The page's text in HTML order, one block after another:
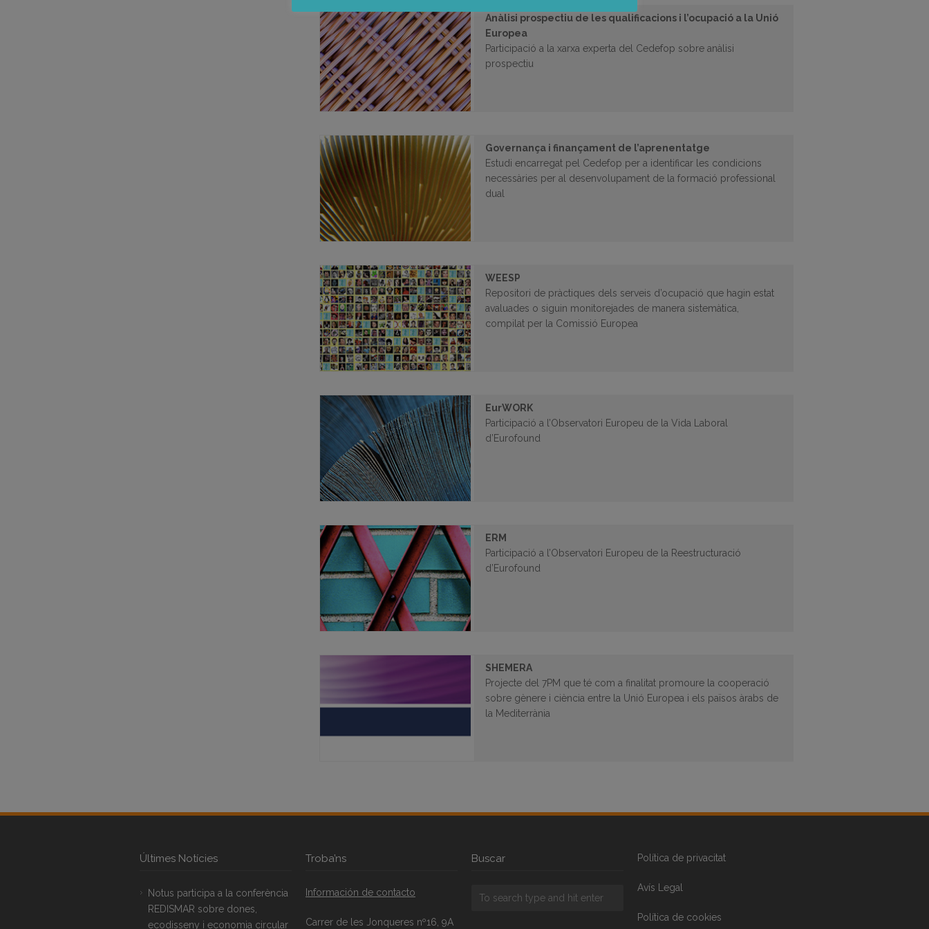
Anàlisi prospectiu de les qualificacions i l’ocupació a la Unió
Europea
Participació a la xarxa experta del Cedefop sobre anàlisi
prospectiu
Governança i finançament de l’aprenentatge
Estudi encarregat pel Cedefop per a identificar les condicions
necessàries per al desenvolupament de la formació professional
dual
WEESP
Repositori de pràctiques dels serveis d’ocupació que hagin estat
avaluades o siguin monitorejades de manera sistemàtica,
compilat per la Comissió Europea
EurWORK
Participació a l’Observatori Europeu de la Vida Laboral
d’Eurofound
ERM
Participació a l’Observatori Europeu de la Reestructuració
d’Eurofound
SHEMERA
Projecte del 7PM que té com a finalitat promoure la cooperació
sobre gènere i ciència entre la Unió Europea i els països àrabs de
la Mediterrània
Últimes Notícies
Notus participa a la conferència
REDISMAR sobre dones,
ecodisseny i economia circular
Troba’ns
Información de contacto
Carrer de les Jonqueres nº16, 9A
Buscar Política de privacitat
Avís Legal
Política de cookies